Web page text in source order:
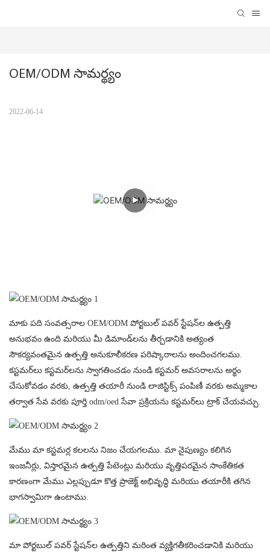
OEM/ODM సామర్థ్యం
2022-06-14
మాకు పది సంవత్సరాల OEM/ODM పోర్టబుల్ పవర్ స్టేషన్‌ల ఉత్పత్తి
అనుభవం ఉంది మరియు మీ డిమాండ్‌లను తీర్చడానికి అత్యంత
సౌకర్యవంతమైన ఉత్పత్తి అనుకూలీకరణ పరిష్కారాలను అందించగలము.
కస్టమర్‌లు కస్టమర్‌లను స్వాగతించడం నుండి కస్టమర్ అవసరాలను అర్థం
చేసుకోవడం వరకు, ఉత్పత్తి తయారీ నుండి లాజిస్టిక్స్ పంపిణీ వరకు అమ్మకాల
తర్వాత సేవ వరకు పూర్తి odm/oed సేవా ప్రక్రియను కస్టమర్‌లు ట్రాక్ చేయవచ్చు.
మేము మా కస్టమర్ల కలలను నిజం చేయగలము. మా నైపుణ్యం కలిగిన
ఇంజనీర్లు, విస్తారమైన ఉత్పత్తి పేటెంట్లు మరియు వృత్తిపరమైన సాంకేతికత
కారణంగా మేము ఎల్లప్పుడూ కొత్త ప్రాజెక్ట్ అభివృద్ధి మరియు తయారీకి తగిన
భాగస్వామిగా ఉంటాము.
మా పోర్టబుల్ పవర్ స్టేషన్‌ల ఉత్పత్తిని మరింత వ్యక్తిగతీకరించడానికి మరియు